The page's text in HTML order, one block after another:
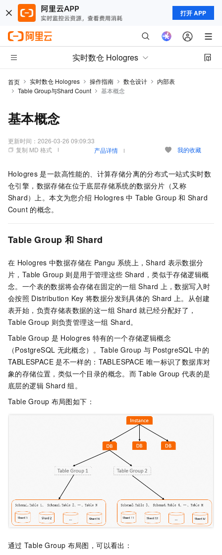
打开 APP
实时数仓 Hologres
首页 实时数仓 Hologres 操作指南 数仓设计
内部表
Table Group与Shard Count
基本概念
基本概念
更新时间： 2026-03-26 09:09:33
复制 MD 格式
产品详情 我的收藏
Hologres 是一款高性能的、计算存储分离的分布式一站式实时数
仓引擎，数据存储在位于底层存储系统的数据分片（又称
Shard）上。本文为您介绍 Hologres 中 Table Group 和 Shard
Count 的概念。
Table Group 和 Shard
在 Hologres 中数据存储在 Pangu 系统上，Shard 表示数据分
片，Table Group 则是用于管理这些 Shard，类似于存储逻辑概
念。一个表的数据将会存储在固定的一组 Shard 上，数据写入时
会按照 Distribution Key 将数据分发到具体的 Shard 上。从创建
表开始，负责存储表数据的这一组 Shard 就已经分配好了，
Table Group 则负责管理这一组 Shard。
Table Group 是 Hologres 特有的一个存储逻辑概念
（PostgreSQL 无此概念）。Table Group 与 PostgreSQL 中的
TABLESPACE 是不一样的：TABLESPACE 唯一标识了数据库对
象的存储位置，类似一个目录的概念。而 Table Group 代表的是
底层的逻辑 Shard 组。
Table Group 布局图如下：
通过 Table Group 布局图，可以看出：